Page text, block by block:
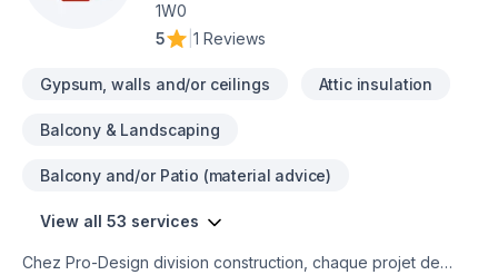
1W0
5
1 Reviews
Gypsum, walls and/or ceilings Attic insulation
Balcony & Landscaping
Balcony and/or Patio (material advice)
View all 53 services
Chez Pro-Design division construction, chaque projet de